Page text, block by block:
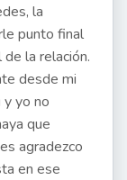
la
punto final
la relación.
desde mi
y yo no
que
agradezco
en ese